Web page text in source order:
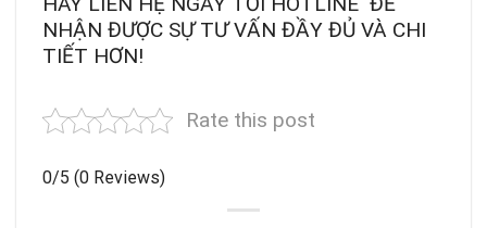
NHẬN ĐƯỢC SỰ TƯ VẤN ĐẦY ĐỦ VÀ CHI
TIẾT HƠN!
Rate this post
0/5 (0 Reviews)